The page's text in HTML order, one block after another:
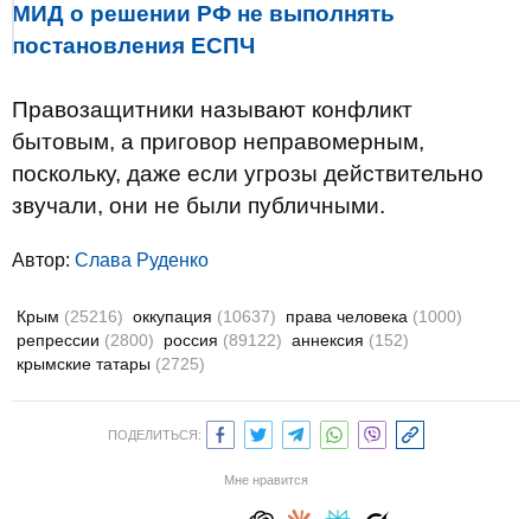
МИД о решении РФ не выполнять
постановления ЕСПЧ
Правозащитники называют конфликт
бытовым, а приговор неправомерным,
поскольку, даже если угрозы действительно
звучали, они не были публичными.
Автор: Слава Руденко
Крым (25216) оккупация (10637) права человека (1000)
репрессии (2800) россия (89122) аннексия (152)
крымские татары (2725)
ПОДЕЛИТЬСЯ:
Мне нравится